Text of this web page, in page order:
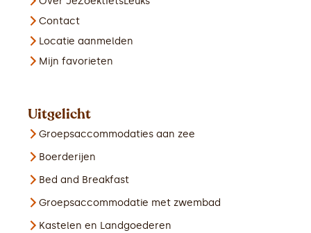
Contact
Locatie aanmelden
Mijn favorieten
Uitgelicht
Groepsaccommodaties aan zee
Boerderijen
Bed and Breakfast
Groepsaccommodatie met zwembad
Kastelen en Landgoederen